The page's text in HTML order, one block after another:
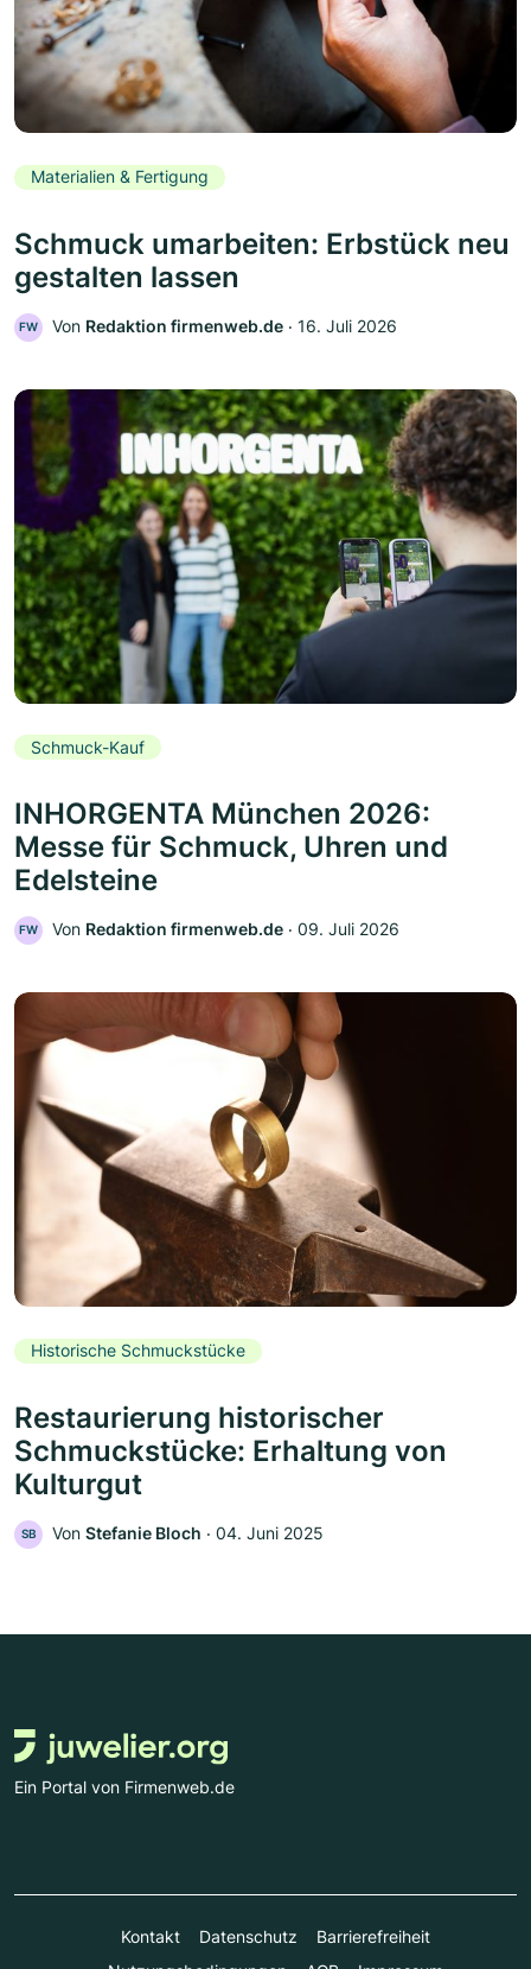
Materialien & Fertigung
Schmuck umarbeiten: Erbstück neu
gestalten lassen
FW Von Redaktion firmenweb.de ‧ 16. Juli 2026
Schmuck-Kauf
INHORGENTA München 2026:
Messe für Schmuck, Uhren und
Edelsteine
FW Von Redaktion firmenweb.de ‧ 09. Juli 2026
Historische Schmuckstücke
Restaurierung historischer
Schmuckstücke: Erhaltung von
Kulturgut
SB Von Stefanie Bloch ‧ 04. Juni 2025
Ein Portal von Firmenweb.de
Kontakt Datenschutz
Barrierefreiheit